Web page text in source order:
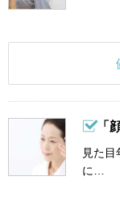
「
見た
に…